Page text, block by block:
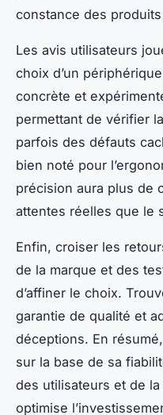
constance des
Les avis utilisateurs
choix d’un
concrète et
permettant de vérifier
parfois des défauts
bien noté pour
précision aura plus de
attentes réelles que le
Enfin, croiser les
de la marque et des
d’affiner le choix.
garantie de qualité et
déceptions. En
sur la base de sa
des utilisateurs et de
optimise